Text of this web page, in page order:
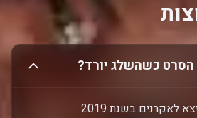
הסרט כשהשלג יורד?
בשנת 2019.